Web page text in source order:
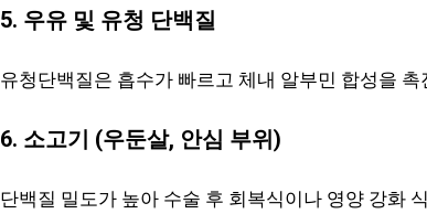
5. 우유 및 유청 단백질
유청단백질은 흡수가 빠르고 체내 알부민 합성을 촉
6. 소고기 (우둔살, 안심 부위)
단백질 밀도가 높아 수술 후 회복식이나 영양 강화